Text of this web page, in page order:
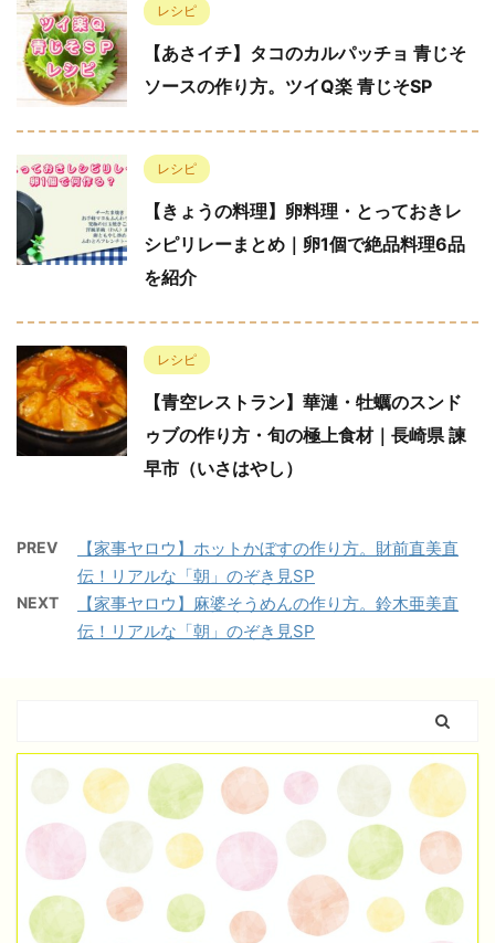
レシピ
【あさイチ】タコのカルパッチョ 青じそ
ソースの作り方。ツイQ楽 青じそSP
レシピ
【きょうの料理】卵料理・とっておきレ
シピリレーまとめ｜卵1個で絶品料理6品
を紹介
レシピ
【青空レストラン】華漣・牡蠣のスンド
ゥブの作り方・旬の極上食材｜長崎県 諫
早市（いさはやし）
PREV
【家事ヤロウ】ホットかぼすの作り方。財前直美直
伝！リアルな「朝」のぞき見SP
NEXT
【家事ヤロウ】麻婆そうめんの作り方。鈴木亜美直
伝！リアルな「朝」のぞき見SP